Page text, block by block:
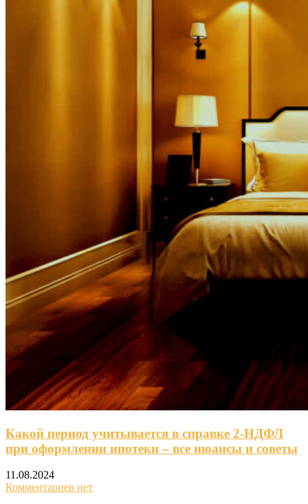
Какой период учитывается в справке 2-НДФЛ
при оформлении ипотеки – все нюансы и советы
11.08.2024
Комментариев нет